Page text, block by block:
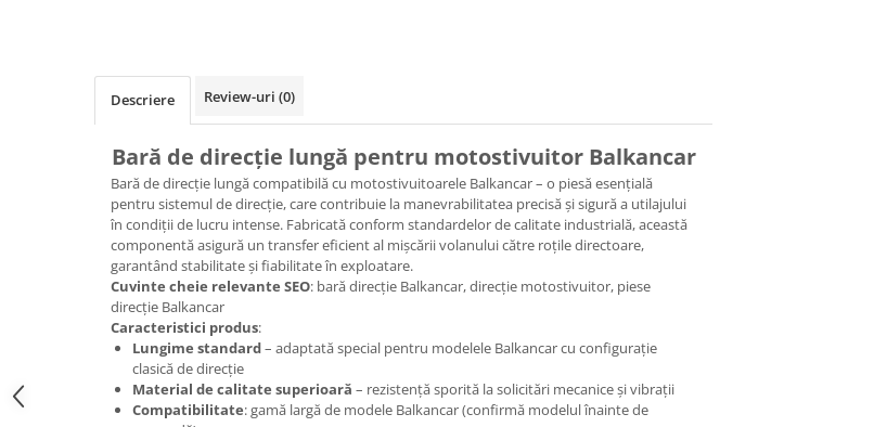
Pompe Transmisie
Sisteme Balkancar
Sistem Directie
Bielete Motostivuitor
Capete de Bară Motostivuitor
Caseta Directie
Cilindrii Directie
Fuzete Stivuitor
Piese Directie Stivuitoare
Pivoți Direcție
Sistem Electric
Alternatoare Motostivuitor
Descriere Review-uri (0)
Bară de direcție lungă pentru motostivuitor Balkancar
Bară de direcție lungă compatibilă cu motostivuitoarele Balkancar – o piesă esențială
pentru sistemul de direcție, care contribuie la manevrabilitatea precisă și sigură a utilajului
în condiții de lucru intense. Fabricată conform standardelor de calitate industrială, această
componentă asigură un transfer eficient al mișcării volanului către roțile directoare,
garantând stabilitate și fiabilitate în exploatare.
Cuvinte cheie relevante SEO: bară direcție Balkancar, direcție motostivuitor, piese
direcție Balkancar
Caracteristici produs:
Lungime standard– adaptată special pentru modelele Balkancar cu configurație
clasică de direcție
Material de calitate superioară – rezistență sporită la solicitări mecanice și vibrații
Compatibilitate: gamă largă de modele Balkancar (confirmă modelul înainte de